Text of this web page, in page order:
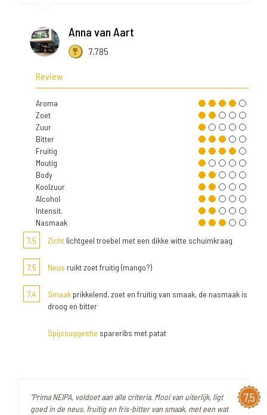
Anna van Aart
7.785
Review
Aroma
Zoet
Zuur
Bitter
Fruitig
Moutig
Body
Koolzuur
Alcohol
Intensit.
Nasmaak
7,5
Zicht lichtgeel troebel met een dikke witte schuimkraag
7,5 Neus ruikt zoet fruitig (mango?)
7,4 Smaak prikkelend, zoet en fruitig van smaak, de nasmaak is
droog en bitter
Spijssuggestie spareribs met patat
7,5
"Prima NEIPA, voldoet aan alle criteria. Mooi van uiterlijk, ligt
goed in de neus, fruitig en fris-bitter van smaak, met een wat